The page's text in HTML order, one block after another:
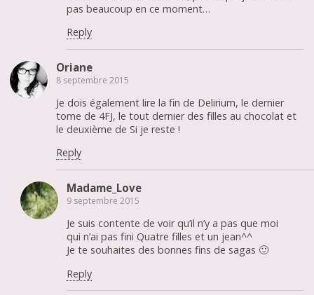
pas beaucoup en ce moment…
Reply
Oriane
8 septembre 2015
Je dois également lire la fin de Delirium, le dernier
tome de 4FJ, le tout dernier des filles au chocolat et
le deuxième de Si je reste !
Reply
Madame_Love
9 septembre 2015
Je suis contente de voir qu’il n’y a pas que moi
qui n’ai pas fini Quatre filles et un jean^^
Je te souhaites des bonnes fins de sagas 🙂
Reply